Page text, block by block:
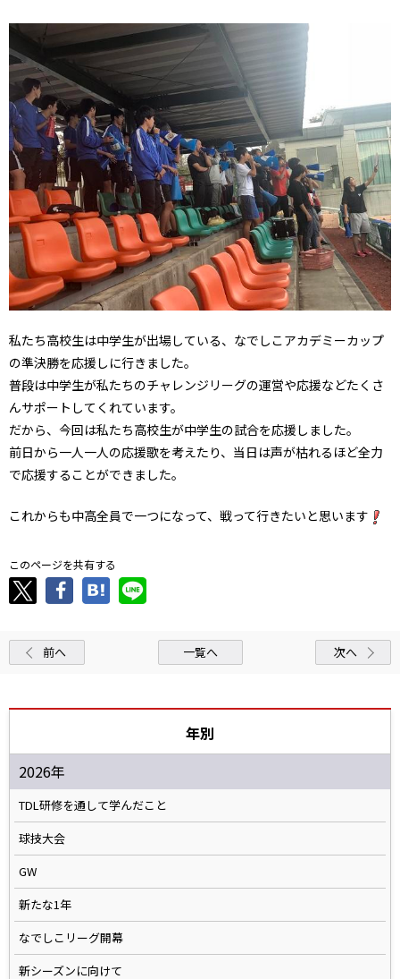
私たち高校生は中学生が出場している、なでしこアカデミーカップ
の準決勝を応援しに行きました。
普段は中学生が私たちのチャレンジリーグの運営や応援などたくさ
んサポートしてくれています。
だから、今回は私たち高校生が中学生の試合を応援しました。
前日から一人一人の応援歌を考えたり、当日は声が枯れるほど全力
で応援することができました。
これからも中高全員で一つになって、戦って行きたいと思います
このページを共有する
前へ 一覧へ 次へ
年別
2026年
TDL研修を通して学んだこと
球技大会
GW
新たな1年
なでしこリーグ開幕
新シーズンに向けて